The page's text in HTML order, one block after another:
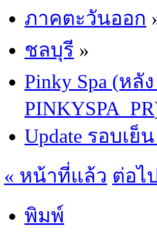
ภาคตะวันออก
ชลบุรี »
Pinky Spa (ห
PINKYSPA_PR
Update รอบเย็
« หน้าที่แล้ว ต่อไ
พิมพ์